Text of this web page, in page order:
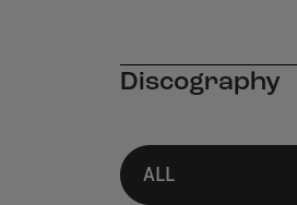
Discography
ALL